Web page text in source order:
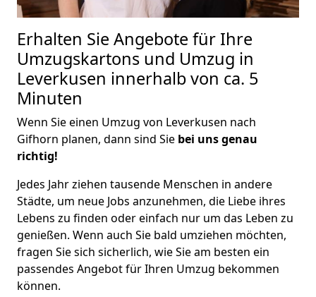
Erhalten Sie Angebote für Ihre
Umzugskartons und Umzug in
Leverkusen innerhalb von ca. 5
Minuten
Wenn Sie einen Umzug von Leverkusen nach
Gifhorn planen, dann sind Sie bei uns genau
richtig!
Jedes Jahr ziehen tausende Menschen in andere
Städte, um neue Jobs anzunehmen, die Liebe ihres
Lebens zu finden oder einfach nur um das Leben zu
genießen. Wenn auch Sie bald umziehen möchten,
fragen Sie sich sicherlich, wie Sie am besten ein
passendes Angebot für Ihren Umzug bekommen
können.